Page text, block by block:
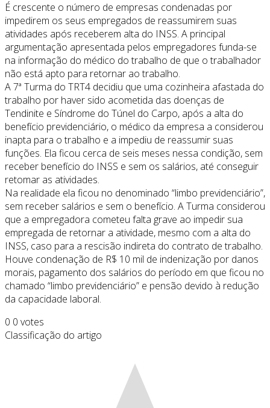
É crescente o número de empresas condenadas por
impedirem os seus empregados de reassumirem suas
atividades após receberem alta do INSS. A principal
argumentação apresentada pelos empregadores funda-se
na informação do médico do trabalho de que o trabalhador
não está apto para retornar ao trabalho.
A 7ª Turma do TRT4 decidiu que uma cozinheira afastada do
trabalho por haver sido acometida das doenças de
Tendinite e Síndrome do Túnel do Carpo, após a alta do
benefício previdenciário, o médico da empresa a considerou
inapta para o trabalho e a impediu de reassumir suas
funções. Ela ficou cerca de seis meses nessa condição, sem
receber benefício do INSS e sem os salários, até conseguir
retomar as atividades.
Na realidade ela ficou no denominado “limbo previdenciário”,
sem receber salários e sem o benefício. A Turma considerou
que a empregadora cometeu falta grave ao impedir sua
empregada de retornar a atividade, mesmo com a alta do
INSS, caso para a rescisão indireta do contrato de trabalho.
Houve condenação de R$ 10 mil de indenização por danos
morais, pagamento dos salários do período em que ficou no
chamado “limbo previdenciário” e pensão devido à redução
da capacidade laboral.
0 0 votes
Classificação do artigo